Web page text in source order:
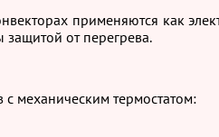
применяются как
от перегрева.
механическим термостатом: